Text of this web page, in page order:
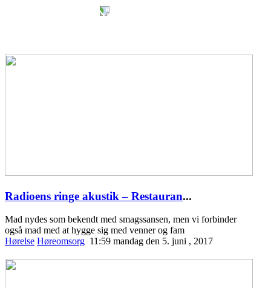
Radioens ringe akustik – Restauran...
Mad nydes som bekendt med smagssansen, men vi forbinder
også mad med at hygge sig med venner og fam
Hørelse Høreomsorg 11:59 mandag den 5. juni , 2017